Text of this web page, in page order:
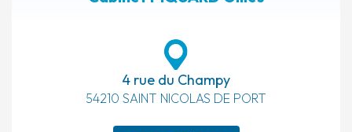
4 rue du Champy
54210 SAINT NICOLAS DE PORT